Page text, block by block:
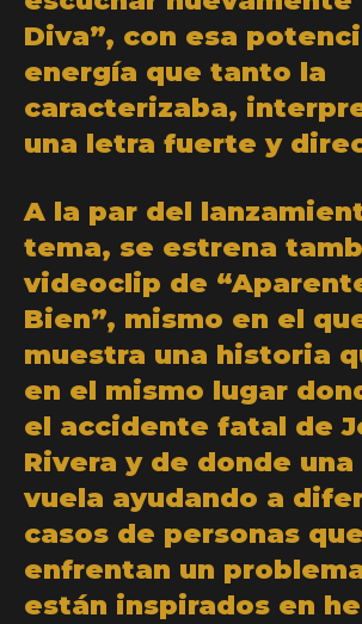
Diva”, con esa
energía que tanto la
caracterizaba,
una letra fuerte y
A la par del
tema, se estrena
videoclip de
Bien”, mismo en el
muestra una historia
en el mismo lugar
el accidente fatal de
Rivera y de donde
vuela ayudando a
casos de personas que
enfrentan un
están inspirados en